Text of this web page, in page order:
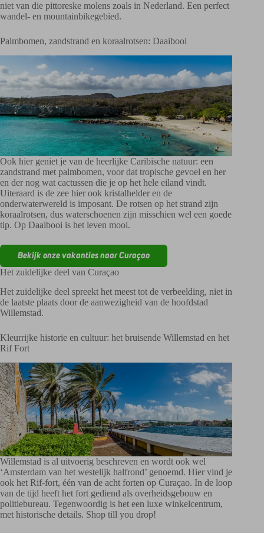
niet van die pittoreske molens zoals in Nederland. Een perfect
wandel- en mountainbikegebied.
Palmbomen, zandstrand en koraalrotsen: Daaibooi
Ook hier geniet je van de heerlijke Caribische natuur: een
zandstrand met palmbomen, voor dat tropische gevoel en her
en der nog wat cactussen die je op het hele eiland vindt.
Uiteraard is de zee hier ook kristalhelder en de
onderwaterwereld is imposant. De rotsen op het strand zijn
koraalrotsen, dus waterschoenen zijn misschien wel een goede
tip. Op Daaibooi is het leven mooi.
Bekijk onze vakanties naar Curaçao
Het zuidelijke deel van Curaçao
Het zuidelijke deel spreekt het meest tot de verbeelding, niet in
de laatste plaats door de aanwezigheid van de hoofdstad
Willemstad.
Kleurrijke historie en cultuur: het bruisende Willemstad en het
Rif Fort
Willemstad is al uitvoerig beschreven en wordt ook wel
‘Amsterdam van het westelijk halfrond’ genoemd. Hier vind je
ook het Rif-fort, één van de acht forten op Curaçao. In de loop
van de tijd heeft het fort gediend als overheidsgebouw en
politiebureau. Tegenwoordig is het een luxe winkelcentrum,
met historische details. Shop till you drop!